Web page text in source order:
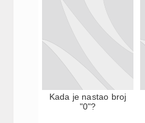
Kada je nastao broj
"0"?